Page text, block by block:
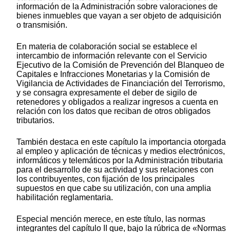
información de la Administración sobre valoraciones de
bienes inmuebles que vayan a ser objeto de adquisición
o transmisión.
En materia de colaboración social se establece el
intercambio de información relevante con el Servicio
Ejecutivo de la Comisión de Prevención del Blanqueo de
Capitales e Infracciones Monetarias y la Comisión de
Vigilancia de Actividades de Financiación del Terrorismo,
y se consagra expresamente el deber de sigilo de
retenedores y obligados a realizar ingresos a cuenta en
relación con los datos que reciban de otros obligados
tributarios.
También destaca en este capítulo la importancia otorgada
al empleo y aplicación de técnicas y medios electrónicos,
informáticos y telemáticos por la Administración tributaria
para el desarrollo de su actividad y sus relaciones con
los contribuyentes, con fijación de los principales
supuestos en que cabe su utilización, con una amplia
habilitación reglamentaria.
Especial mención merece, en este título, las normas
integrantes del capítulo II que, bajo la rúbrica de «Normas